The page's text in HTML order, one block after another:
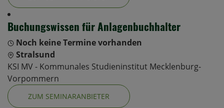
Buchungswissen für Anlagenbuchhalter
Noch keine Termine vorhanden
Stralsund
KSI MV - Kommunales Studieninstitut Mecklenburg-
Vorpommern
ZUM SEMINARANBIETER